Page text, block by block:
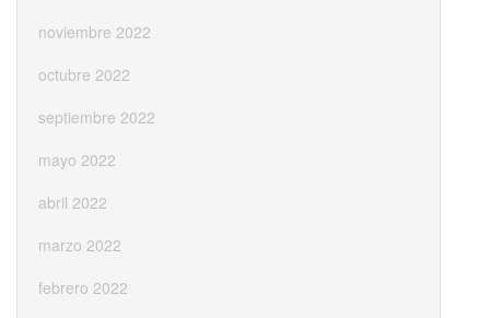
noviembre 2022
octubre 2022
septiembre 2022
mayo 2022
abril 2022
marzo 2022
febrero 2022